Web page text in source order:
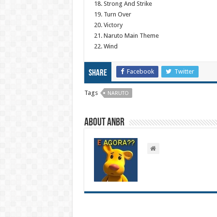
18. Strong And Strike
19. Turn Over
20. Victory
21. Naruto Main Theme
22. Wind
Share Facebook Twitter
Tags NARUTO
About ANBR